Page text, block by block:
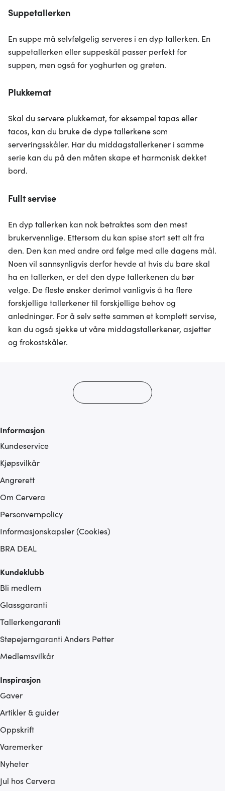
Suppetallerken
En suppe må selvfølgelig serveres i en dyp tallerken. En
suppetallerken eller suppeskål passer perfekt for
suppen, men også for yoghurten og grøten.
Plukkemat
Skal du servere plukkemat, for eksempel tapas eller
tacos, kan du bruke de dype tallerkene som
serveringsskåler. Har du middagstallerkener i samme
serie kan du på den måten skape et harmonisk dekket
bord.
Fullt servise
En dyp tallerken kan nok betraktes som den mest
brukervennlige. Ettersom du kan spise stort sett alt fra
den. Den kan med andre ord følge med alle dagens mål.
Noen vil sannsynligvis derfor hevde at hvis du bare skal
ha en tallerken, er det den dype tallerkenen du bør
velge. De fleste ønsker derimot vanligvis å ha flere
forskjellige tallerkener til forskjellige behov og
anledninger. For å selv sette sammen et komplett servise,
kan du også sjekke ut våre middagstallerkener, asjetter
og frokostskåler.
Informasjon
Kundeservice
Kjøpsvilkår
Angrerett
Om Cervera
Personvernpolicy
Informasjonskapsler (Cookies)
BRA DEAL
Kundeklubb
Bli medlem
Glassgaranti
Tallerkengaranti
Støpejerngaranti Anders Petter
Medlemsvilkår
Inspirasjon
Gaver
Artikler & guider
Oppskrift
Varemerker
Nyheter
Jul hos Cervera